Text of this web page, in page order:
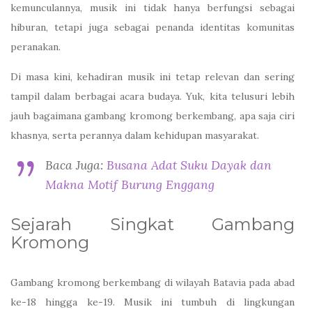
kemunculannya, musik ini tidak hanya berfungsi sebagai
hiburan, tetapi juga sebagai penanda identitas komunitas
peranakan.
Di masa kini, kehadiran musik ini tetap relevan dan sering
tampil dalam berbagai acara budaya. Yuk, kita telusuri lebih
jauh bagaimana gambang kromong berkembang, apa saja ciri
khasnya, serta perannya dalam kehidupan masyarakat.
Baca Juga: Busana Adat Suku Dayak dan
Makna Motif Burung Enggang
Sejarah Singkat Gambang
Kromong
Gambang kromong berkembang di wilayah Batavia pada abad
ke-18 hingga ke-19. Musik ini tumbuh di lingkungan